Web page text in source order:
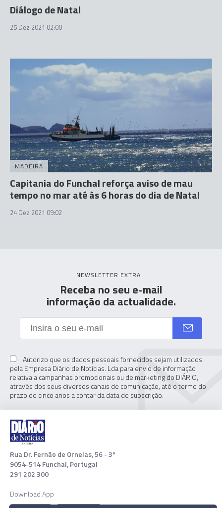
Diálogo de Natal
25 Dez 2021 02:00
MADEIRA
Capitania do Funchal reforça aviso de mau
tempo no mar até às 6 horas do dia de Natal
24 Dez 2021 09:02
NEWSLETTER EXTRA
Receba no seu e-mail
informação da actualidade.
Autorizo que os dados pessoais fornecidos sejam utilizados
pela Empresa Diário de Notícias. Lda para envio de informação
relativa a campanhas promocionais ou de marketing do DIÁRIO,
através dos seus diversos canais de comunicação, até o termo do
prazo de cinco anos a contar da data de subscrição.
Rua Dr. Fernão de Ornelas, 56 - 3º
9054-514 Funchal, Portugal
291 202 300
Download App